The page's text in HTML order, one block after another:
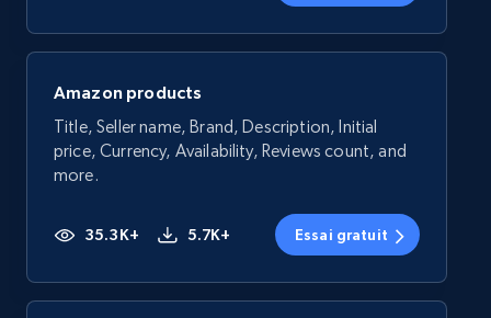
Amazon products
Title, Seller name, Brand, Description, Initial
price, Currency, Availability, Reviews count, and
more.
35.3K+ 5.7K+ Essai gratuit